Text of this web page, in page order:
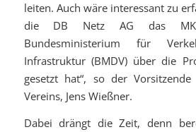
leiten. Auch wäre interessant zu
die DB Netz AG das
Bundesministerium für
Infrastruktur (BMDV) über die
gesetzt hat“, so der
Vereins, Jens Wießner.
Dabei drängt die Zeit, denn